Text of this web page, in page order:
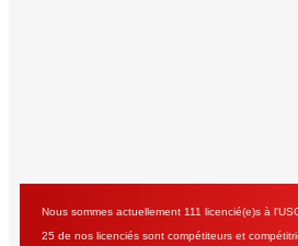
Nous sommes actuellement 111 licencié(e)s à
25 de nos licenciés sont compétiteurs et